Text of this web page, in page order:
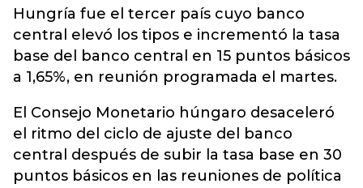
Hungría fue el tercer país cuyo banco
central elevó los tipos e incrementó la tasa
base del banco central en 15 puntos básicos
a 1,65%, en reunión programada el martes.
El Consejo Monetario húngaro desaceleró
el ritmo del ciclo de ajuste del banco
central después de subir la tasa base en 30
puntos básicos en las reuniones de política